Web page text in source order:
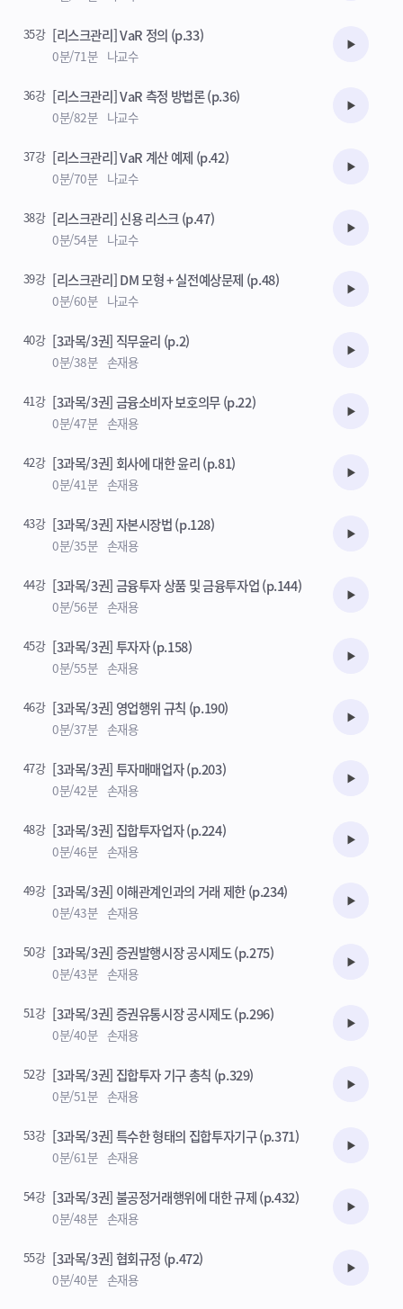
35강 [리스크관리] VaR 정의 (p.33)
0분/71분 나교수 수강준비
36강 [리스크관리] VaR 측정 방법론 (p.36)
0분/82분 나교수 수강준비
37강 [리스크관리] VaR 계산 예제 (p.42)
0분/70분 나교수 수강준비
38강 [리스크관리] 신용 리스크 (p.47)
0분/54분 나교수 수강준비
39강 [리스크관리] DM 모형 + 실전예상문제 (p.48)
0분/60분 나교수 수강준비
40강 [3과목/3권] 직무윤리 (p.2)
0분/38분 손재용 수강준비
41강 [3과목/3권] 금융소비자 보호의무 (p.22)
0분/47분 손재용 수강준비
42강 [3과목/3권] 회사에 대한 윤리 (p.81)
0분/41분 손재용 수강준비
43강 [3과목/3권] 자본시장법 (p.128)
0분/35분 손재용 수강준비
44강 [3과목/3권] 금융투자 상품 및 금융투자업 (p.144)
0분/56분 손재용 수강준비
45강 [3과목/3권] 투자자 (p.158)
0분/55분 손재용 수강준비
46강 [3과목/3권] 영업행위 규칙 (p.190)
0분/37분 손재용 수강준비
47강 [3과목/3권] 투자매매업자 (p.203)
0분/42분 손재용 수강준비
48강 [3과목/3권] 집합투자업자 (p.224)
0분/46분 손재용 수강준비
49강 [3과목/3권] 이해관계인과의 거래 제한 (p.234)
0분/43분 손재용 수강준비
50강 [3과목/3권] 증권발행시장 공시제도 (p.275)
0분/43분 손재용 수강준비
51강 [3과목/3권] 증권유통시장 공시제도 (p.296)
0분/40분 손재용 수강준비
52강 [3과목/3권] 집합투자 기구 총칙 (p.329)
0분/51분 손재용 수강준비
53강 [3과목/3권] 특수한 형태의 집합투자기구 (p.371)
0분/61분 손재용 수강준비
54강 [3과목/3권] 불공정거래행위에 대한 규제 (p.432)
0분/48분 손재용 수강준비
55강 [3과목/3권] 협회규정 (p.472)
0분/40분 손재용 수강준비